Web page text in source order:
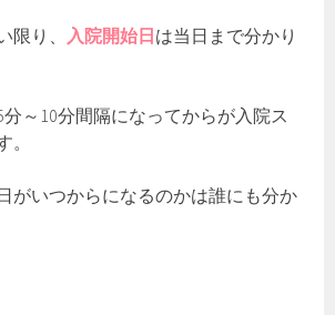
限り、 入院開始日は当日まで分かり
～10分間隔になってからが入院ス
。
がいつからになるのかは誰にも分か